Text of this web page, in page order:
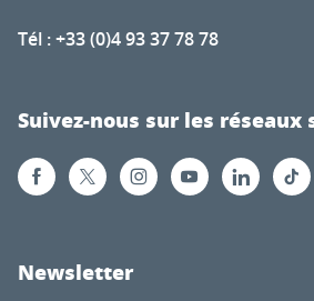
Tél : +33 (0)4 93 37 78 78
Suivez-nous sur les réseaux
Newsletter